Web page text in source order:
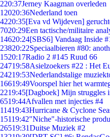
220:37Jerney Kaagman overleden
12020:36Nederland toen
4220:35[Eva vd Wijdeven]
7020:29Een tactische/militaire
14620:24[SBS6] Vandaag Inside
23820:22Speciaalbieren #80:
1520:17Radio 2 #145 Ruud 66
24719:58Asielzoekers #22 : Het
24219:53Nederlandstalige
16619:49Voorspel hier het
2219:45[Dagboek] Mijn struggles
6519:44Afvallen met injecties #4
11419:43Hurricane & Cyclone
15119:42"Niche"-historische
26519:31Duitse Muziek #2